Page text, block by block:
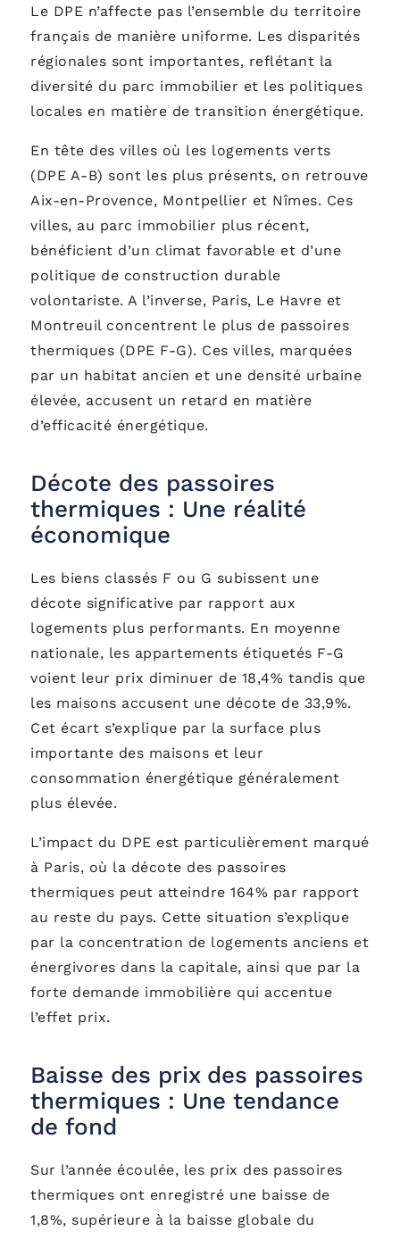
Le DPE n’affecte pas l’ensemble du territoire
français de manière uniforme. Les disparités
régionales sont importantes, reflétant la
diversité du parc immobilier et les politiques
locales en matière de transition énergétique.
En tête des villes où les logements verts
(DPE A-B) sont les plus présents, on retrouve
Aix-en-Provence, Montpellier et Nîmes. Ces
villes, au parc immobilier plus récent,
bénéficient d’un climat favorable et d’une
politique de construction durable
volontariste. A l’inverse, Paris, Le Havre et
Montreuil concentrent le plus de passoires
thermiques (DPE F-G). Ces villes, marquées
par un habitat ancien et une densité urbaine
élevée, accusent un retard en matière
d’efficacité énergétique.
Décote des passoires
thermiques : Une réalité
économique
Les biens classés F ou G subissent une
décote significative par rapport aux
logements plus performants. En moyenne
nationale, les appartements étiquetés F-G
voient leur prix diminuer de 18,4% tandis que
les maisons accusent une décote de 33,9%.
Cet écart s’explique par la surface plus
importante des maisons et leur
consommation énergétique généralement
plus élevée.
L’impact du DPE est particulièrement marqué
à Paris, où la décote des passoires
thermiques peut atteindre 164% par rapport
au reste du pays. Cette situation s’explique
par la concentration de logements anciens et
énergivores dans la capitale, ainsi que par la
forte demande immobilière qui accentue
l’effet prix.
Baisse des prix des passoires
thermiques : Une tendance
de fond
Sur l’année écoulée, les prix des passoires
thermiques ont enregistré une baisse de
1,8%, supérieure à la baisse globale du